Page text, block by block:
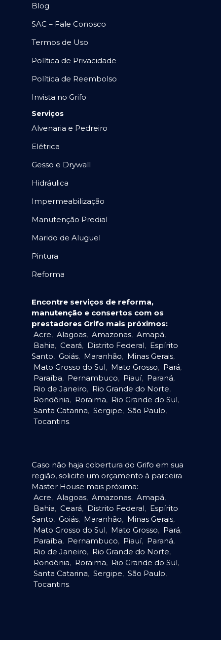
Blog
SAC – Fale Conosco
Termos de Uso
Política de Privacidade
Política de Reembolso
Invista no Grifo
Serviços
Alvenaria e Pedreiro
Elétrica
Gesso e Drywall
Hidráulica
Impermeabilização
Manutenção Predial
Marido de Aluguel
Pintura
Reforma
Encontre serviços de reforma,
manutenção e consertos com os
prestadores Grifo mais próximos:
Acre, Alagoas, Amazonas, Amapá,
Bahia, Ceará, Distrito Federal, Espírito
Santo, Goiás, Maranhão, Minas Gerais,
Mato Grosso do Sul, Mato Grosso, Pará,
Paraíba, Pernambuco, Piauí, Paraná,
Rio de Janeiro, Rio Grande do Norte,
Rondônia, Roraima, Rio Grande do Sul,
Santa Catarina, Sergipe, São Paulo,
Tocantins.
Caso não haja cobertura do Grifo em sua
região, solicite um orçamento à parceira
Master House mais próxima:
Acre, Alagoas, Amazonas, Amapá,
Bahia, Ceará, Distrito Federal, Espírito
Santo, Goiás, Maranhão, Minas Gerais,
Mato Grosso do Sul, Mato Grosso, Pará,
Paraíba, Pernambuco, Piauí, Paraná,
Rio de Janeiro, Rio Grande do Norte,
Rondônia, Roraima, Rio Grande do Sul,
Santa Catarina, Sergipe, São Paulo,
Tocantins.